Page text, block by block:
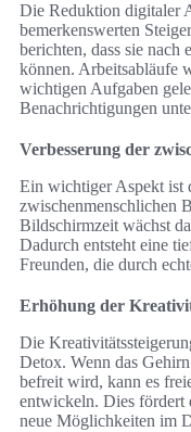
Die Reduktion digitaler
bemerkenswerten
berichten, dass sie nach
können. Arbeitsabläufe
wichtigen Aufgaben
Benachrichtigungen
Verbesserung der
Ein wichtiger Aspekt ist
zwischenmenschlichen
Bildschirmzeit wächst
Dadurch entsteht eine
Freunden, die durch
Erhöhung der
Die
Detox. Wenn das
befreit wird, kann es
entwickeln. Dies fördert
neue Möglichkeiten im